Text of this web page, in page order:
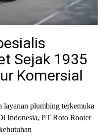
Sejak 1935
Komersial
layanan plumbing terkemuka
Indonesia, PT Roto Rooter